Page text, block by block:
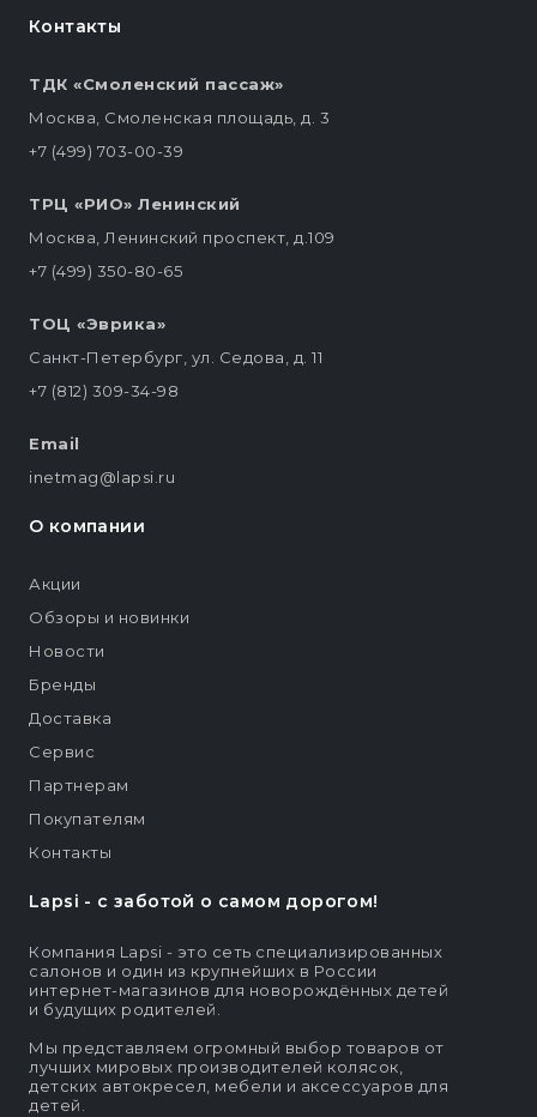
Lapsi - c заботой о самом дорогом!
Компания Lapsi - это сеть специализированных
салонов и один из крупнейших в России
интернет-магазинов для новорождённых детей
и будущих родителей.
Мы представляем огромный выбор товаров от
лучших мировых производителей колясок,
детских автокресел, мебели и аксессуаров для
детей.
Контакты
ТДК «Смоленский пассаж»
Москва, Смоленская площадь, д. 3
+7 (499) 703-00-39
ТРЦ «РИО» Ленинский
Москва, Ленинский проспект, д.109
+7 (499) 350-80-65
ТОЦ «Эврика»
Санкт-Петербург, ул. Седова, д. 11
+7 (812) 309-34-98
Email
inetmag@lapsi.ru
О компании
Акции
Обзоры и новинки
Новости
Бренды
Доставка
Сервис
Партнерам
Покупателям
Контакты